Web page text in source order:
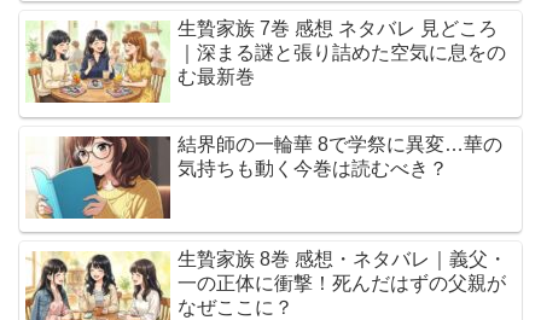
生贄家族 7巻 感想 ネタバレ 見どころ
｜深まる謎と張り詰めた空気に息をの
む最新巻
結界師の一輪華 8で学祭に異変…華の
気持ちも動く今巻は読むべき？
生贄家族 8巻 感想・ネタバレ｜義父・
一の正体に衝撃！死んだはずの父親が
なぜここに？